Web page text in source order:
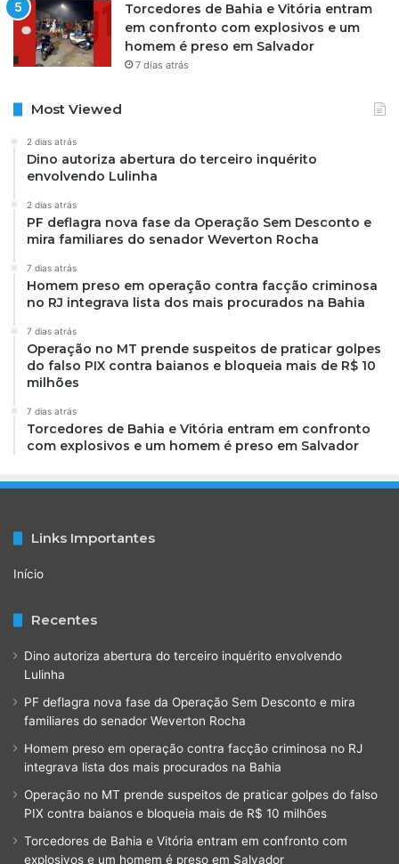
Torcedores de Bahia e Vitória entram
em confronto com explosivos e um
homem é preso em Salvador
7 dias atrás
Most Viewed
2 dias atrás
Dino autoriza abertura do terceiro inquérito
envolvendo Lulinha
2 dias atrás
PF deflagra nova fase da Operação Sem Desconto e
mira familiares do senador Weverton Rocha
7 dias atrás
Homem preso em operação contra facção criminosa
no RJ integrava lista dos mais procurados na Bahia
7 dias atrás
Operação no MT prende suspeitos de praticar golpes
do falso PIX contra baianos e bloqueia mais de R$ 10
milhões
7 dias atrás
Torcedores de Bahia e Vitória entram em confronto
com explosivos e um homem é preso em Salvador
Links Importantes
Início
Recentes
Dino autoriza abertura do terceiro inquérito envolvendo
Lulinha
PF deflagra nova fase da Operação Sem Desconto e mira
familiares do senador Weverton Rocha
Homem preso em operação contra facção criminosa no RJ
integrava lista dos mais procurados na Bahia
Operação no MT prende suspeitos de praticar golpes do falso
PIX contra baianos e bloqueia mais de R$ 10 milhões
Torcedores de Bahia e Vitória entram em confronto com
explosivos e um homem é preso em Salvador